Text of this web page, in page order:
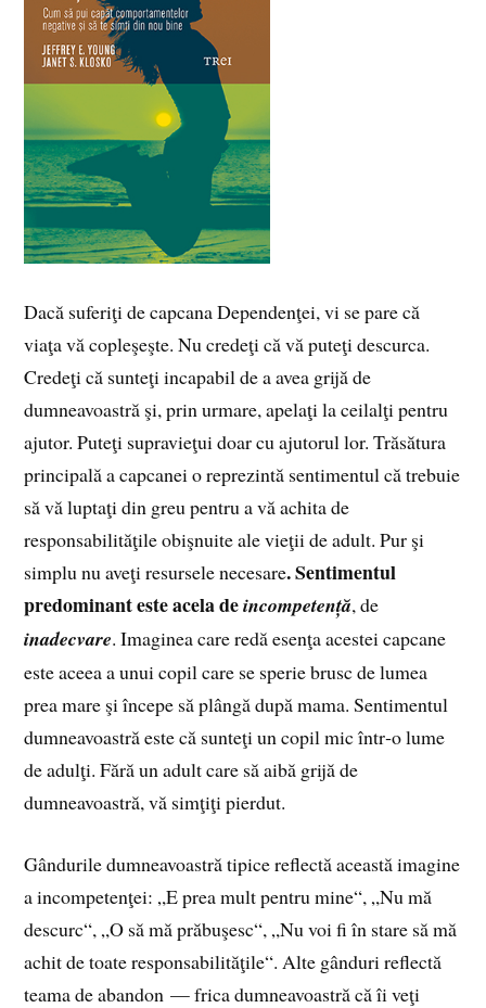
Dacă suferiţi de capcana Dependenţei, vi se pare că
viaţa vă copleşeşte. Nu credeţi că vă puteţi descurca.
Credeţi că sunteţi incapabil de a avea grijă de
dumneavoastră şi, prin urmare, apelaţi la ceilalţi pentru
ajutor. Puteţi supravieţui doar cu ajutorul lor. Trăsătura
principală a capcanei o reprezintă sentimentul că trebuie
să vă luptaţi din greu pentru a vă achita de
responsabilităţile obişnuite ale vieţii de adult. Pur şi
simplu nu aveţi resursele necesare. Sentimentul
predominant este acela deincompetență, de
inadecvare. Imaginea care redă esenţa acestei capcane
este aceea a unui copil care se sperie brusc de lumea
prea mare şi începe să plângă după mama. Sentimentul
dumneavoastră este că sunteţi un copil mic într‑o lume
de adulţi. Fără un adult care să aibă grijă de
dumneavoastră, vă simţiţi pierdut.
Gândurile dumneavoastră tipice reflectă această imagine
a incompetenţei: „E prea mult pentru mine“, „Nu mă
descurc“, „O să mă prăbuşesc“, „Nu voi fi în stare să mă
achit de toate responsabilităţile“. Alte gânduri reflectă
teama de abandon — frica dumneavoastră că îi veţi